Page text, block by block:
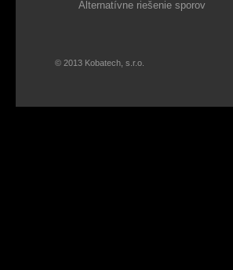
Alternatívne riešenie sporov
© 2013 Kobatech, s.r.o.